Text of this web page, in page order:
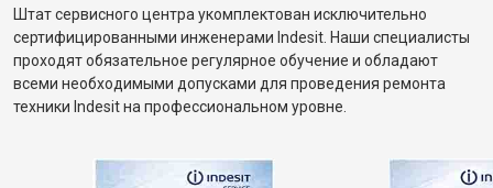
Штат сервисного центра укомплектован исключительно
сертифицированными инженерами Indesit. Наши специалисты
проходят обязательное регулярное обучение и обладают
всеми необходимыми допусками для проведения ремонта
техники Indesit на профессиональном уровне.